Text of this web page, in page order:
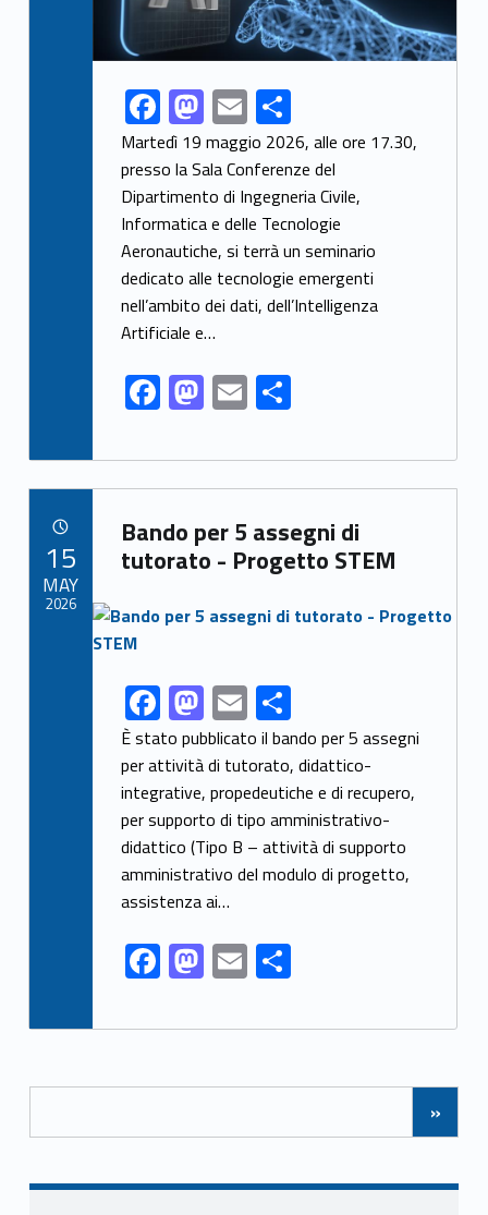
Link identifier share facebook archive #share-link-archive-19213F
ac
e
b
o
o
k
M
as
to
d
o
n
E
m
ai
l
S
h
ar
e
Martedì 19 maggio 2026, alle ore 17.30,
presso la Sala Conferenze del
Dipartimento di Ingegneria Civile,
Informatica e delle Tecnologie
Aeronautiche, si terrà un seminario
dedicato alle tecnologie emergenti
nell’ambito dei dati, dell’Intelligenza
Artificiale e…
F
ac
e
b
o
o
k
M
as
to
d
o
n
E
m
ai
l
S
h
ar
e
Link identifier archive #link-archive-43615
Bando per 5 assegni di
tutorato - Progetto STEM
Link identifier archive #link-archive-thumb-soap-91025
Link identifier share facebook archive #share-link-archive-38344F
ac
e
b
o
o
k
M
as
to
d
o
n
E
m
ai
l
S
h
ar
e
È stato pubblicato il bando per 5 assegni
per attività di tutorato, didattico-
integrative, propedeutiche e di recupero,
per supporto di tipo amministrativo-
didattico (Tipo B – attività di supporto
amministrativo del modulo di progetto,
assistenza ai…
F
ac
e
o
o
k
M
as
to
o
n
E
m
ai
S
ar
15
MAY
2026
Posts Navigation
»